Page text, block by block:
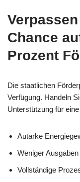
Chance
Prozent
Die staatlichen
Verfügung. Handeln
Unterstützung für
Autarke
Weniger
Vollständige